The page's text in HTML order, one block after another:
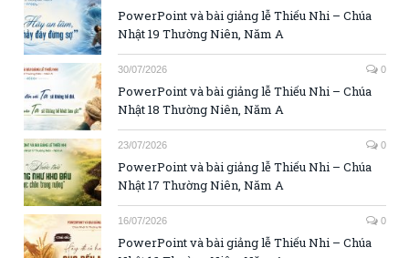
PowerPoint và bài giảng lễ Thiếu Nhi – Chúa
Nhật 19 Thường Niên, Năm A
30/07/2026 0
PowerPoint và bài giảng lễ Thiếu Nhi – Chúa
Nhật 18 Thường Niên, Năm A
23/07/2026 0
PowerPoint và bài giảng lễ Thiếu Nhi – Chúa
Nhật 17 Thường Niên, Năm A
16/07/2026 0
PowerPoint và bài giảng lễ Thiếu Nhi – Chúa